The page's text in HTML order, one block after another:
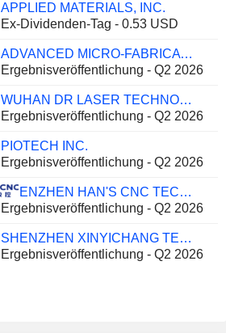
APPLIED MATERIALS, INC.
Ex-Dividenden-Tag - 0.53 USD
ADVANCED MICRO-FABRICATION EQUIPMENT INC. CHINA
Ergebnisveröffentlichung - Q2 2026
WUHAN DR LASER TECHNOLOGY CORP.,LTD
Ergebnisveröffentlichung - Q2 2026
PIOTECH INC.
Ergebnisveröffentlichung - Q2 2026
SHENZHEN HAN'S CNC TECHNOLOGY CO., LTD.
Ergebnisveröffentlichung - Q2 2026
SHENZHEN XINYICHANG TECHNOLOGY CO., LTD.
Ergebnisveröffentlichung - Q2 2026